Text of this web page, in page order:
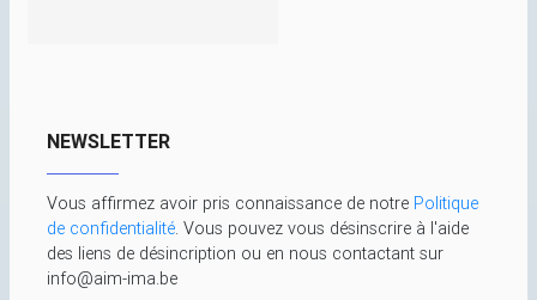
NEWSLETTER
Vous affirmez avoir pris connaissance de notre Politique
de confidentialité. Vous pouvez vous désinscrire à l'aide
des liens de désincription ou en nous contactant sur
info@aim-ima.be